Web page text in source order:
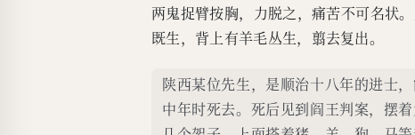
两鬼捉臂按胸，力脱之，痛苦不可名状
既生，背上有羊毛丛生，翦去复出。
陕西某位先生，是顺治十八年的进士
中年时死去。死后见到阎王判案，摆